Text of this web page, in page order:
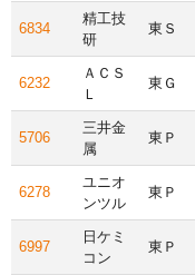
6834
精工技
研
東Ｓ
6232
ＡＣＳ
Ｌ
東Ｇ
5706
三井金
属
東Ｐ
6278
ユニオ
ンツル
東Ｐ
6997
日ケミ
コン
東Ｐ